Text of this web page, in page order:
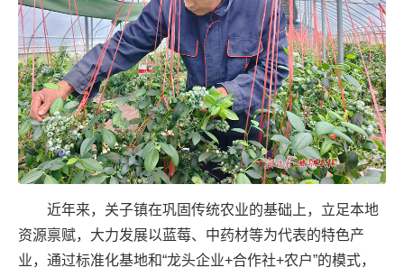
近年来，关子镇在巩固传统农业的基础上，立足本地
资源禀赋，大力发展以蓝莓、中药材等为代表的特色产
业，通过标准化基地和“龙头企业+合作社+农户”的模式，